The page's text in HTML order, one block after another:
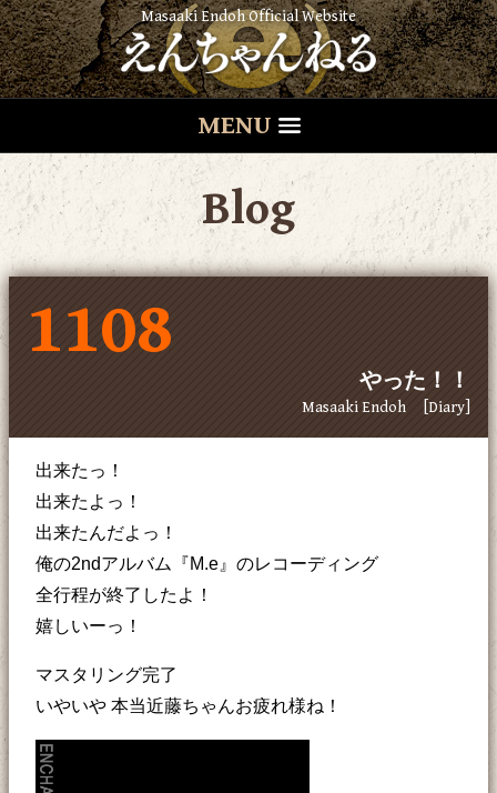
Masaaki Endoh Official Website
MENU
Blog
1108
やった！！
Masaaki Endoh [Diary]
出来たっ！
出来たよっ！
出来たんだよっ！
俺の2ndアルバム『M.e』のレコーディング
全行程が終了したよ！
嬉しいーっ！
マスタリング完了
いやいや 本当近藤ちゃんお疲れ様ね！